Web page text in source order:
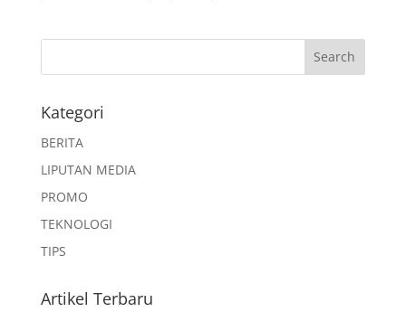
Kategori
BERITA
LIPUTAN MEDIA
PROMO
TEKNOLOGI
TIPS
Artikel Terbaru